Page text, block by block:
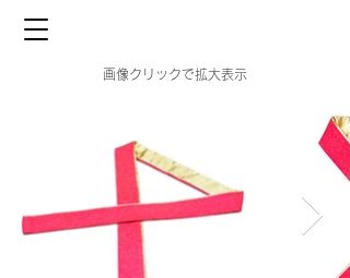
画像クリックで拡大表示